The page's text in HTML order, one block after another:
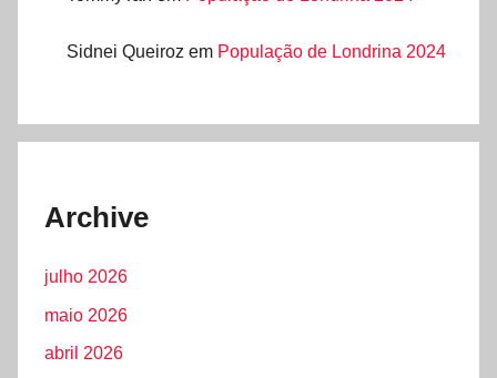
Sidnei Queiroz em População de Londrina 2024
Archive
julho 2026
maio 2026
abril 2026